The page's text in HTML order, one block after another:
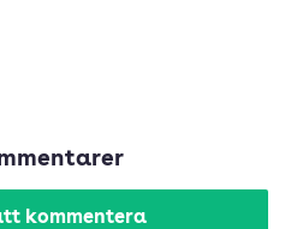
kommentera